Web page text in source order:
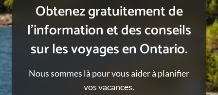
Obtenez gratuitement de
l’information et des conseils
sur les voyages en Ontario.
Nous sommes là pour vous aider à planifier
vos vacances.